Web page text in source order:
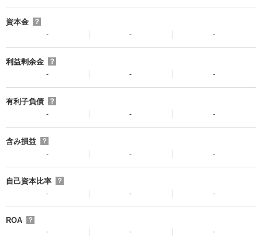
資本金
？
-
- -
利益剰余金
？
-
- -
有利子負債
？
-
- -
含み損益
？
-
- -
自己資本比率
？
-
- -
ROA
？
-
- -